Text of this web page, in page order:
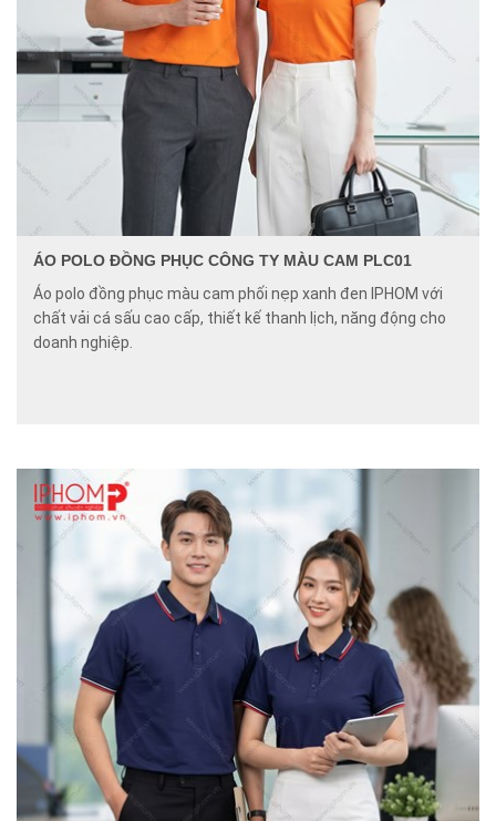
ÁO POLO ĐỒNG PHỤC CÔNG TY MÀU CAM PLC01
Áo polo đồng phục màu cam phối nẹp xanh đen IPHOM với
chất vải cá sấu cao cấp, thiết kế thanh lịch, năng động cho
doanh nghiệp.